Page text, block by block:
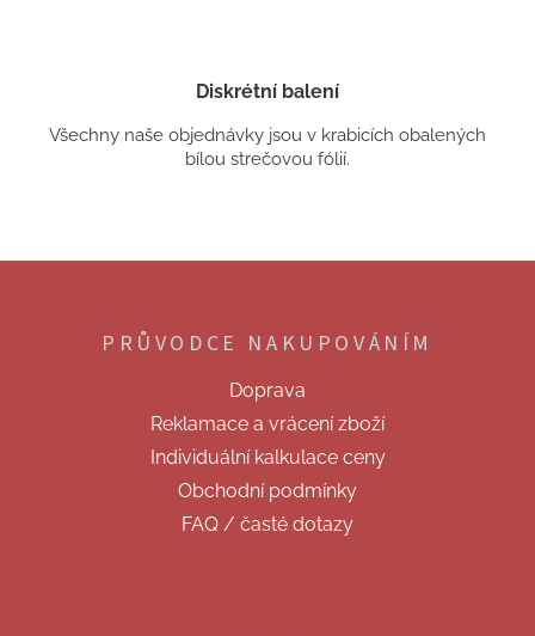
Diskrétní balení
Všechny naše objednávky jsou v krabicích obalených
bílou strečovou fólií.
PRŮVODCE NAKUPOVÁNÍM
Doprava
Reklamace a vrácení zboží
Individuální kalkulace ceny
Obchodní podmínky
FAQ / časté dotazy